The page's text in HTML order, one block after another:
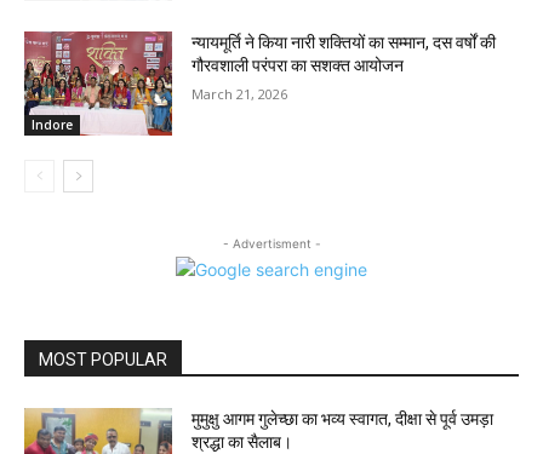
Indore
न्यायमूर्ति ने किया नारी शक्तियों का सम्मान, दस वर्षों की
गौरवशाली परंपरा का सशक्त आयोजन
March 21, 2026
- Advertisment -
MOST POPULAR
मुमुक्षु आगम गुलेच्छा का भव्य स्वागत, दीक्षा से पूर्व उमड़ा
श्रद्धा का सैलाब।